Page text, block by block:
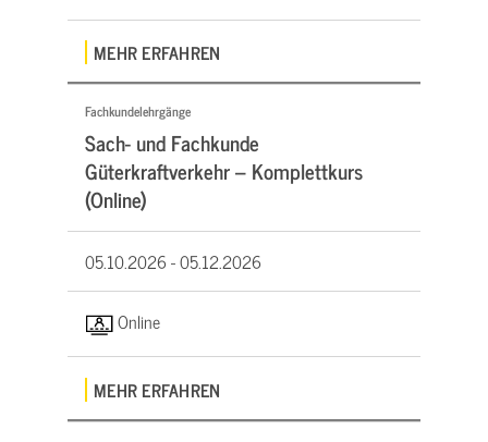
MEHR ERFAHREN
Fachkundelehrgänge
Sach- und Fachkunde
Güterkraftverkehr – Komplettkurs
(Online)
05.10.2026 -05.12.2026
Online
MEHR ERFAHREN